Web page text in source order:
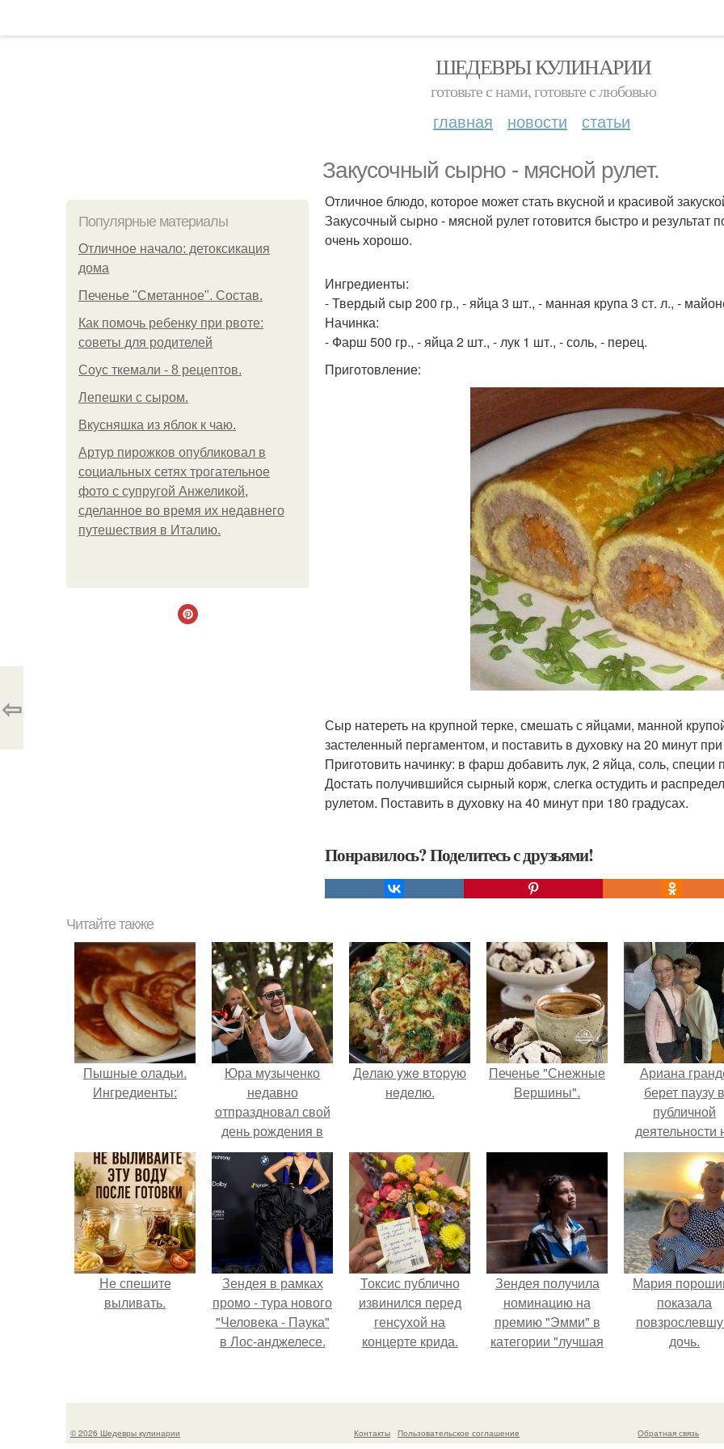
ШЕДЕВРЫ КУЛИНАРИИ
готовьте с нами, готовьте с любовью
главная новости статьи
Закусочный сырно - мясной рулет.
Популярные материалы
Отличное начало: детоксикация
дома
Печенье "Сметанное". Состав.
Как помочь ребенку при рвоте:
советы для родителей
Соус ткемали - 8 рецептов.
Лепешки с сыром.
Вкусняшка из яблок к чаю.
Артур пирожков опубликовал в
социальных сетях трогательное
фото с супругой Анжеликой,
сделанное во время их недавнего
путешествия в Италию.
Отличное блюдо, которое может стать вкусной и красивой
Закусочный сырно - мясной рулет готовится быстро и результат
очень хорошо.
Ингредиенты:
- Твердый сыр 200 гр., - яйца 3 шт., - манная крупа 3 ст. л., -
Начинка:
- Фарш 500 гр., - яйца 2 шт., - лук 1 шт., - соль, - перец.
Приготовление:
Сыр натереть на крупной терке, смешать с яйцами, манной
застеленный пергаментом, и поставить в духовку на 20 минут
Приготовить начинку: в фарш добавить лук, 2 яйца, соль, специи
Достать получившийся сырный корж, слегка остудить и
рулетом. Поставить в духовку на 40 минут при 180 градусах.
Понравилось? Поделитесь с друзьями!
⇦
Читайте также
Пышные оладьи.
Ингредиенты:
Юра музыченко
недавно
отпраздновал свой
день рождения в
кругу самых
близких и родных
людей.
Дeлaю yжe втopую
нeдeлю.
Печенье "Снежные
Вершины".
Ариана
берет паузу в
публичной
деятельности
фоне слухов
своем
Не спешите
выливать.
Зендея в рамках
промо - тура нового
"Человека - Паука"
в Лос-анджелесе.
Токсис публично
извинился перед
генсухой на
концерте крида.
Зендея получила
номинацию на
премию "Эмми" в
категории "лучшая
сериале" за третий
Мария
показала
дочь.
© 2026 Шедевры кулинарии Контакты
Пользовательское соглашение
Обратная связь